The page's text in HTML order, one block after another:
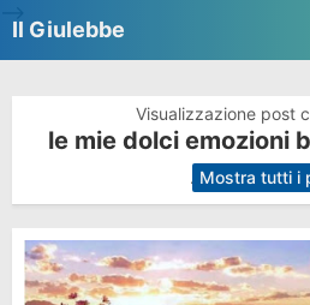
Il Giulebbe
Visualizzazione post
le mie dolci emozioni
. Mostra tutti i